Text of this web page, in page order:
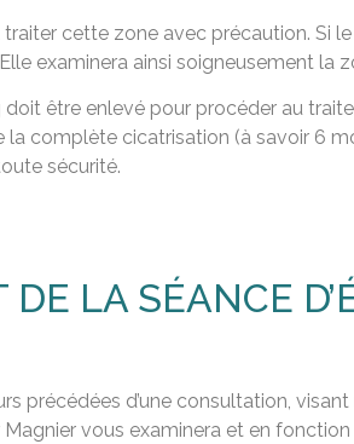
traiter cette zone avec précaution. Si
examinera ainsi soigneusement la
être enlevé pour procéder au
la complète cicatrisation (à savoir 6
sécurité.
LA SÉANCE
précédées d’une consultation,
vous examinera et en